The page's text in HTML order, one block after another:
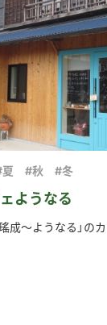
ようなる
#秋 #冬
成～ようなる」の